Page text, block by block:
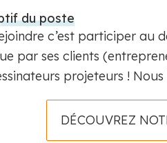
du poste
c’est participer au
par ses clients
projeteurs !
DÉCOUVREZ